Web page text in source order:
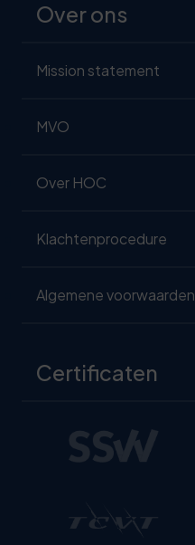
Over ons
Mission statement
MVO
Over HOC
Klachtenprocedure
Algemene voorwaarden
Certificaten